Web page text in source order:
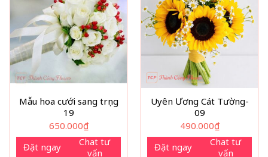
Mẫu hoa cưới sang trọng
19
650.000₫
Đặt ngay
Chat tư
vấn
Uyên Ương Cát Tường-
09
490.000₫
Đặt ngay
Chat tư
vấn